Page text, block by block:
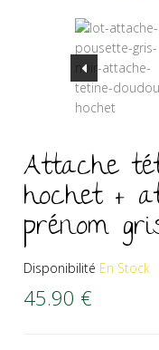
Attache
hochet +
prénom
Disponibilité En Stock
45.90 €